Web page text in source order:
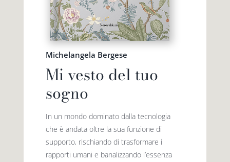
Michelangela Bergese
Mi vesto del tuo
sogno
In un mondo dominato dalla tecnologia
che è andata oltre la sua funzione di
supporto, rischiando di trasformare i
rapporti umani e banalizzando l’essenza